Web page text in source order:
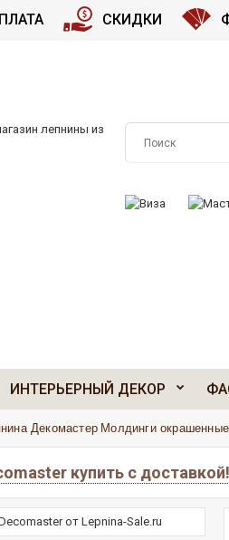
СКИДКИ
ИНТЕРЬЕРНЫЙ ДЕКОР
Декомастер Молдинги
купить с